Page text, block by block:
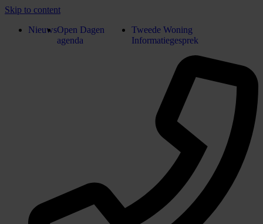
Skip to content
NieuwsOpen Dagen
agenda
Tweede Woning
Informatiegesprek